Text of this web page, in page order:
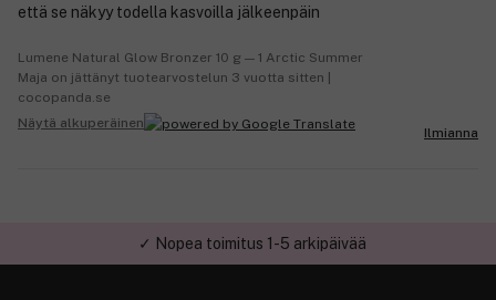
että se näkyy todella kasvoilla jälkeenpäin
Lumene Natural Glow Bronzer 10 g — 1 Arctic Summer
Maja on jättänyt tuotearvostelun 3 vuotta sitten |
cocopanda.se
Näytä alkuperäinen
Ilmianna
✓ Turvallinen verkkokauppa